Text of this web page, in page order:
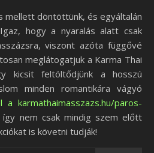
mellett döntöttünk, és egyáltalán
hogy a nyaralás alatt csak
viszont azóta függővé
meglátogatjuk a Karma Thai
kicsit feltöltődjünk a hosszú
minden romantikára vágyó
a karmathaimasszazs.hu/paros-
így nem csak mindig szem előtt
is követni tudják!